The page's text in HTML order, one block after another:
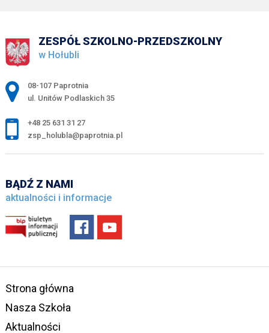
ZESPÓŁ SZKOLNO-PRZEDSZKOLNY
w Hołubli
Adres pocztowy:
08-107 Paprotnia
ul. Unitów Podlaskich 35
+48 25 631 31 27
zsp_holubla@paprotnia.pl
BĄDŹ Z NAMI
aktualności i informacje
Strona główna
Nasza Szkoła
Aktualności